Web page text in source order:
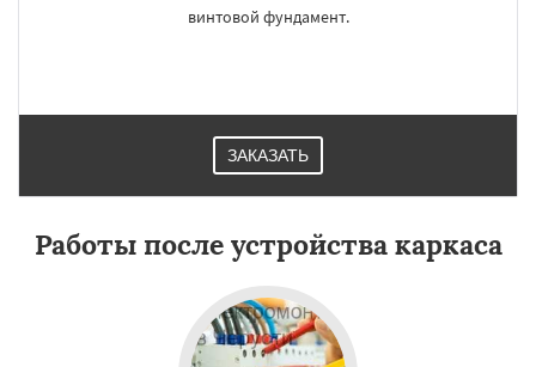
винтовой фундамент.
ЗАКАЗАТЬ
Работы после устройства каркаса